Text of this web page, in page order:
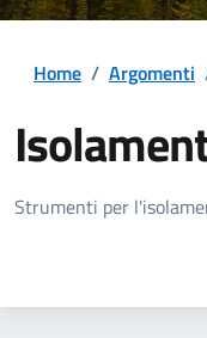
Home / Argomenti
Dettagli
Strumenti per